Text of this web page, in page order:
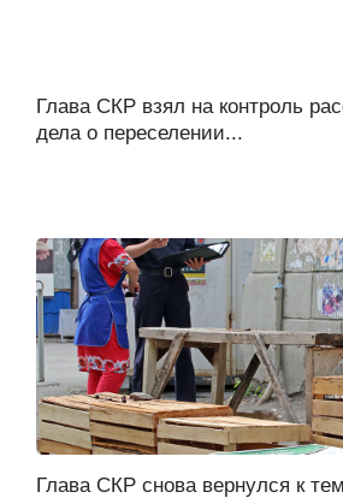
Глава СКР взял на контроль
дела о переселении...
Глава СКР снова вернулся к